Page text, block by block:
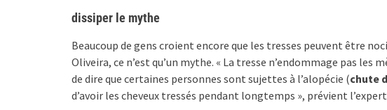
dissiper le mythe
Beaucoup de gens croient encore que les tresses peuvent être
Oliveira, ce n’est qu’un mythe. « La tresse n’endommage pas
de dire que certaines personnes sont sujettes à l’alopécie (chute
d’avoir les cheveux tressés pendant longtemps », prévient